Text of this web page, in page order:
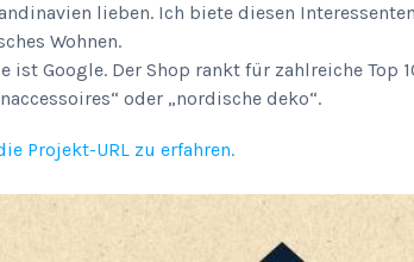
lieben. Ich biete diesen
Wohnen.
Google. Der Shop rankt für zahlreiche Top
oder „nordische deko“.
Projekt-URL zu erfahren.